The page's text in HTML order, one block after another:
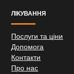
ЛІКУВАННЯ
Послуги та ціни
Допомога
Контакти
Про нас